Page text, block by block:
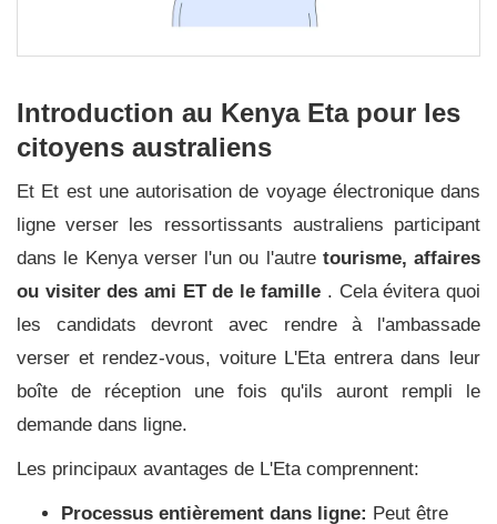
Introduction au Kenya Eta pour les
citoyens australiens
Et Et est une autorisation de voyage électronique dans
ligne verser les ressortissants australiens participant
dans le Kenya verser l'un ou l'autre tourisme, affaires
ou visiter des ami ET de le famille . Cela évitera quoi
les candidats devront avec rendre à l'ambassade
verser et rendez-vous, voiture L'Eta entrera dans leur
boîte de réception une fois qu'ils auront rempli le
demande dans ligne.
Les principaux avantages de L'Eta comprennent:
Processus entièrement dans ligne: Peut être